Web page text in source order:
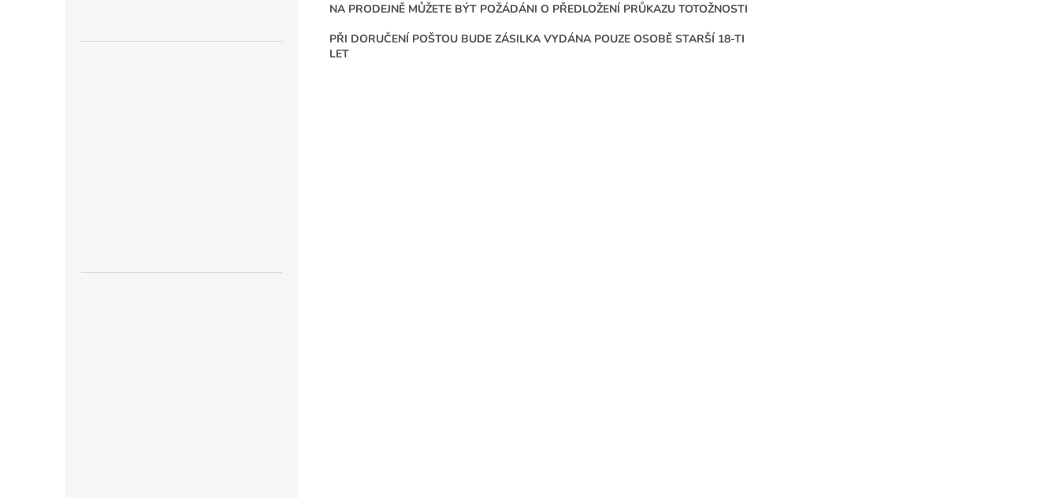
NA PRODEJNĚ MŮŽETE BÝT POŽÁDÁNI O PŘEDLOŽENÍ PRŮKAZU TOTOŽNOSTI
PŘI DORUČENÍ POŠTOU BUDE ZÁSILKA VYDÁNA POUZE OSOBĚ STARŠÍ 18-TI
LET